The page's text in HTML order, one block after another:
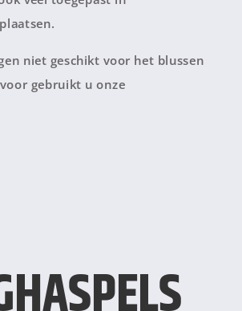
niet geschikt voor het blussen
gebruikt u onze